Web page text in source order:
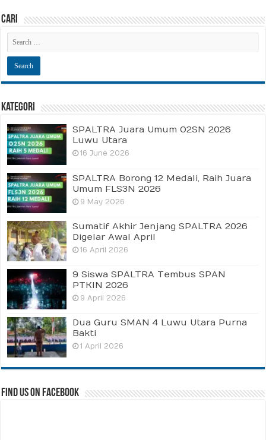
Cari
Kategori
SPALTRA Juara Umum O2SN 2026
Luwu Utara
16 June 2026
SPALTRA Borong 12 Medali, Raih Juara
Umum FLS3N 2026
9 May 2026
Sumatif Akhir Jenjang SPALTRA 2026
Digelar Awal April
16 April 2026
9 Siswa SPALTRA Tembus SPAN
PTKIN 2026
9 April 2026
Dua Guru SMAN 4 Luwu Utara Purna
Bakti
1 April 2026
Find us on Facebook